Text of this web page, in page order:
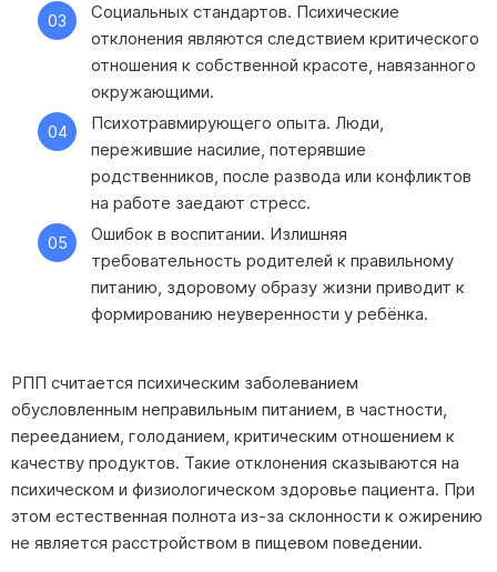
Социальных стандартов. Психические
отклонения являются следствием критического
отношения к собственной красоте, навязанного
окружающими.
Психотравмирующего опыта. Люди,
пережившие насилие, потерявшие
родственников, после развода или конфликтов
на работе заедают стресс.
Ошибок в воспитании. Излишняя
требовательность родителей к правильному
питанию, здоровому образу жизни приводит к
формированию неуверенности у ребёнка.
РПП считается психическим заболеванием
обусловленным неправильным питанием, в частности,
перееданием, голоданием, критическим отношением к
качеству продуктов. Такие отклонения сказываются на
психическом и физиологическом здоровье пациента. При
этом естественная полнота из-за склонности к ожирению
не является расстройством в пищевом поведении.